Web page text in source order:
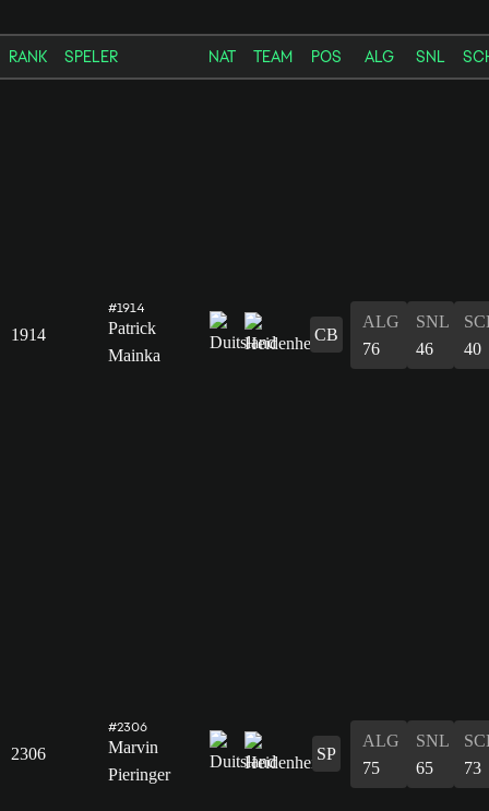
RANK SPELER NAT TEAM POS ALG SNL
1914
#1914
Patrick
Mainka
CB
ALG
76
SNL
46
40
2306
#2306
Marvin
Pieringer
SP
ALG
75
SNL
65
73